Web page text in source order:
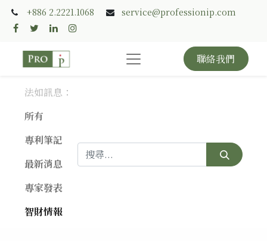
+886 2.2221.1068 service@professionip.com
聯絡我們
法如訊息：
所有
專利筆記
最新消息
專家發表
智財情報